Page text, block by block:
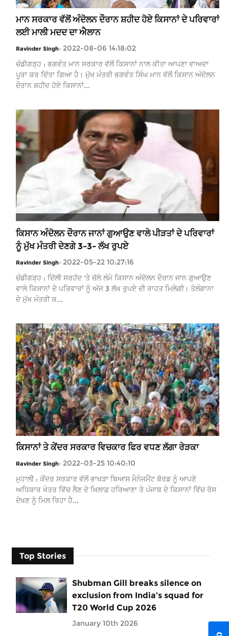
ਮਾਨ ਸਰਕਾਰ ਵੱਲੋਂ ਅੰਦੋਲਨ ਦੌਰਾਨ ਸ਼ਹੀਦ ਹੋਏ ਕਿਸਾਨਾਂ ਦੇ ਪਰਿਵਾਰਾਂ
ਲਈ ਮਾਲੀ ਮਦਦ ਦਾ ਐਲਾਨ
Ravinder Singh- 2022-08-06 14:18:02
ਚੰਡੀਗੜ੍ਹ : ਭਗਵੰਤ ਮਾਨ ਸਰਕਾਰ ਵੱਲੋਂ ਕਿਸਾਨਾਂ ਨਾਲ ਕੀਤਾ ਆਪਣਾ ਵਾਅਦਾ
ਪੂਰਾ ਕਰ ਦਿੱਤਾ ਗਿਆ ਹੈ। ਮੁੱਖ ਮੰਤਰੀ ਭਗਵੰਤ ਸਿੰਘ ਮਾਨ ਵੱਲੋਂ ਕਿਸਾਨ ਅੰਦੋਲਨ
ਦੌਰਾਨ ਸ਼ਹੀਦ ਹੋਏ ਕਿਸਾਨਾਂ...
ਕਿਸਾਨ ਅੰਦੋਲਨ ਦੌਰਾਨ ਜਾਨਾਂ ਗੁਆਉਣ ਵਾਲੇ ਪੀੜਤਾਂ ਦੇ ਪਰਿਵਾਰਾਂ
ਨੂੰ ਮੁੱਖ ਮੰਤਰੀ ਦੇਣਗੇ 3-3- ਲੱਖ ਰੁਪਏ
Ravinder Singh- 2022-05-22 10:27:16
ਚੰਡੀਗੜ੍ਹ : ਦਿੱਲੀ ਸਰਹੱਦ 'ਤੇ ਚੱਲੇ ਲੰਮੇ ਕਿਸਾਨ ਅੰਦੋਲਨ ਦੌਰਾਨ ਜਾਨ ਗੁਆਉਣ
ਵਾਲੇ ਕਿਸਾਨਾਂ ਦੇ ਪਰਿਵਾਰਾਂ ਨੂੰ ਅੱਜ 3 ਲੱਖ ਰੁਪਏ ਦੀ ਰਾਹਤ ਮਿਲੇਗੀ। ਤੇਲੰਗਾਨਾ
ਦੇ ਮੁੱਖ ਮੰਤਰੀ ਕ...
ਕਿਸਾਨਾਂ ਤੇ ਕੇਂਦਰ ਸਰਕਾਰ ਵਿਚਕਾਰ ਫਿਰ ਵਧਣ ਲੱਗਾ ਰੇੜਕਾ
Ravinder Singh- 2022-03-25 10:40:10
ਮੁਹਾਲੀ : ਕੇਂਦਰ ਸਰਕਾਰ ਵੱਲੋਂ ਭਾਖੜਾ ਬਿਆਸ ਮੈਨੇਜਮੈਂਟ ਬੋਰਡ ਨੂੰ ਆਪਣੇ
ਅਧਿਕਾਰ ਖੇਤਰ ਵਿੱਚ ਲੈਣ ਦੇ ਖ਼ਿਲਾਫ਼ ਹਰਿਆਣਾ ਤੇ ਪੰਜਾਬ ਦੇ ਕਿਸਾਨਾਂ ਵਿੱਚ ਰੋਸ
ਦੇਖਣ ਨੂੰ ਮਿਲ ਰਿਹਾ ਹੈ...
Top Stories
Shubman Gill breaks silence on
exclusion from India’s squad for
T20 World Cup 2026
January 10th 2026